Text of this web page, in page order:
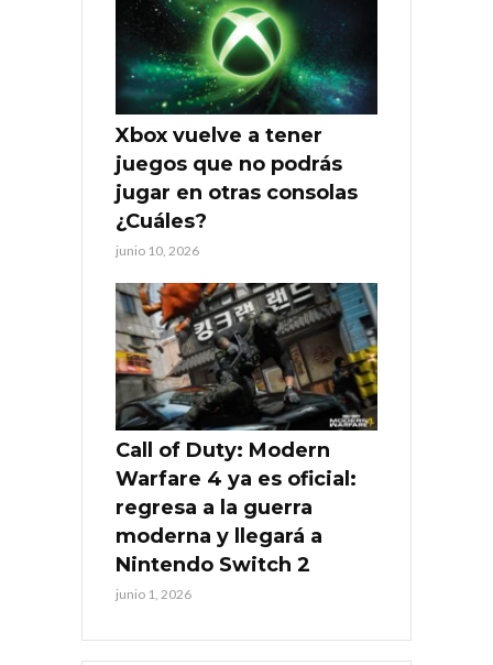
Xbox vuelve a tener
juegos que no podrás
jugar en otras consolas
¿Cuáles?
junio 10, 2026
Call of Duty: Modern
Warfare 4 ya es oficial:
regresa a la guerra
moderna y llegará a
Nintendo Switch 2
junio 1, 2026